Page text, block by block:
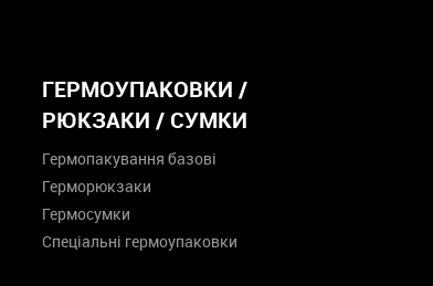
ГЕРМОУПАКОВКИ /
РЮКЗАКИ / СУМКИ
Гермопакування базові
Герморюкзаки
Гермосумки
Спеціальні гермоупаковки